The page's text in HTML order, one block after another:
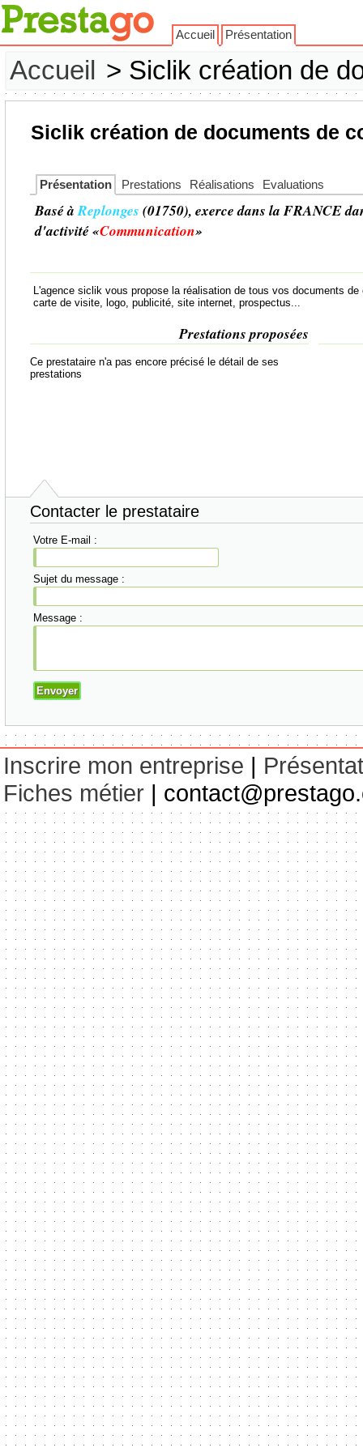
Accueil Présentation
Accueil > Siclik création de
Siclik création de documents de
Présentation Prestations Réalisations Evaluations
Basé àReplonges (01750), exerce dans la FRANCE
d'activité «Communication»
L'agence siclik vous propose la réalisation de tous vos documents
carte de visite, logo, publicité, site internet, prospectus...
Prestations proposées
Ce prestataire n'a pas encore précisé le détail de ses
prestations
Contacter le prestataire
Votre E-mail :
Sujet du message :
Message :
Inscrire mon entreprise |
Fiches métier |